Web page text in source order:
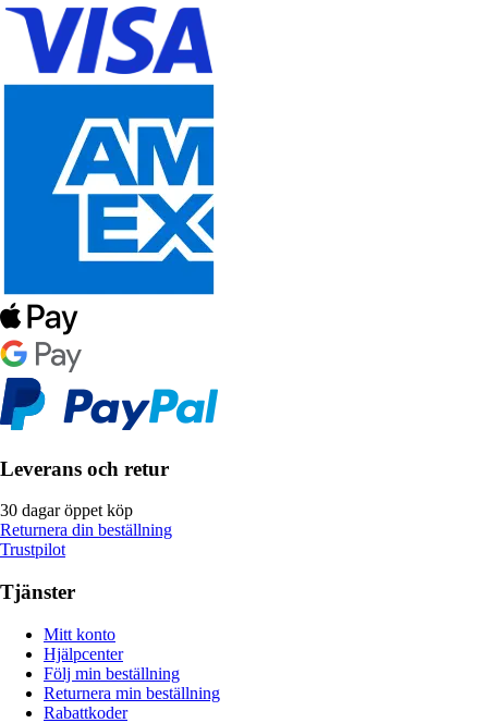
Leverans och retur
30 dagar öppet köp
Returnera din beställning
Trustpilot
Tjänster
Mitt konto
Hjälpcenter
Följ min beställning
Returnera min beställning
Rabattkoder